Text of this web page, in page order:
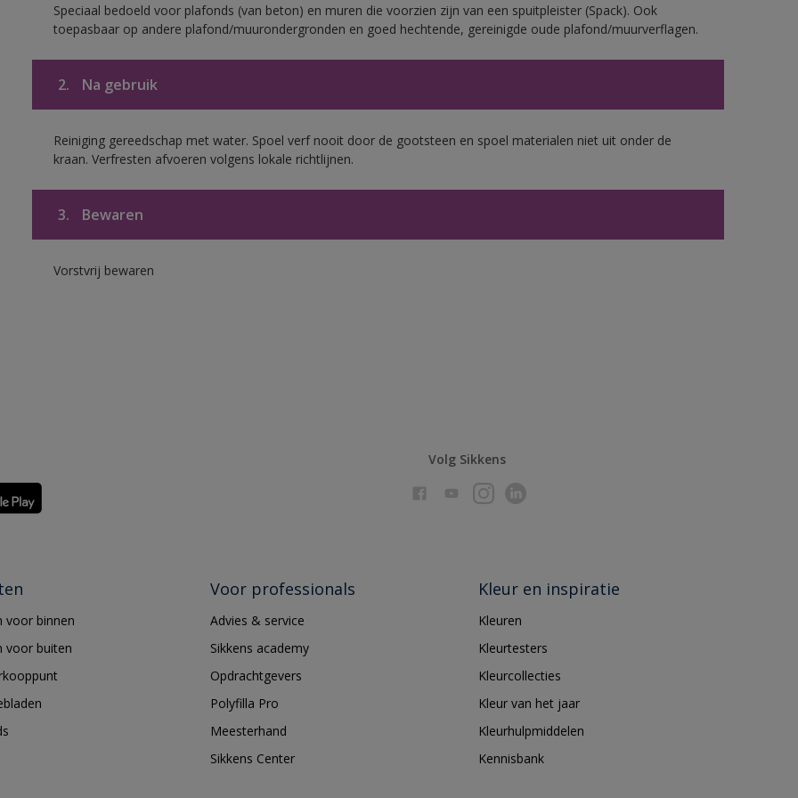
Speciaal bedoeld voor plafonds (van beton) en muren die voorzien zijn van een spuitpleister (Spack). Ook
toepasbaar op andere plafond/muurondergronden en goed hechtende, gereinigde oude plafond/muurverflagen.
2. Na gebruik
Reiniging gereedschap met water. Spoel verf nooit door de gootsteen en spoel materialen niet uit onder de
kraan. Verfresten afvoeren volgens lokale richtlijnen.
3. Bewaren
Vorstvrij bewaren
Volg Sikkens
voor binnen
voor buiten
Voor professionals
Advies & service
Sikkens academy
Opdrachtgevers
Polyfilla Pro
Meesterhand
Sikkens Center
Kleur en inspiratie
Kleuren
Kleurtesters
Kleurcollecties
Kleur van het jaar
Kleurhulpmiddelen
Kennisbank